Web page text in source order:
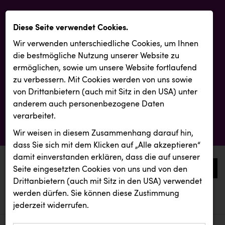
0
aktuelle aussendungen
aktuelle aussendungen
Diese Seite verwendet Cookies.
Wir verwenden unterschiedliche Cookies, um Ihnen
die best­mögliche Nutzung unserer Website zu
ermöglichen, sowie um unsere Website fortlaufend
zu verbessern. Mit Cookies werden von uns sowie
von Drittanbietern (auch mit Sitz in den USA) unter
anderem auch personenbezogene Daten
verarbeitet.
Wir weisen in diesem Zusammenhang darauf hin,
dass Sie sich mit dem Klicken auf „Alle akzeptieren“
damit ein­ver­standen erklären, dass die auf unserer
Seite eingesetzten Cookies von uns und von den
Drittanbietern (auch mit Sitz in den USA) verwendet
werden dürfen. Sie können diese Zustimmung
jederzeit widerrufen.